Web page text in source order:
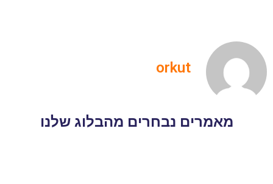
orkut
מאמרים נבחרים מהבלוג שלנו